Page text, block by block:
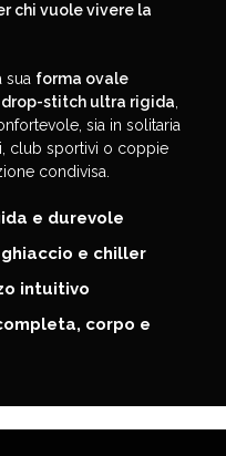
chi vuole vivere la
sua forma ovale
stitch ultra rigida,
sia in solitaria
club sportivi o coppie
condivisa.
e durevole
e chiller
intuitivo
corpo e